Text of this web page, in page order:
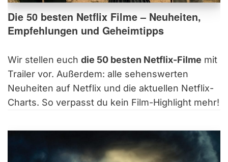
Die 50 besten Netflix Filme – Neuheiten,
Empfehlungen und Geheimtipps
Wir stellen euch die 50 besten Netflix-Filme mit
Trailer vor. Außerdem: alle sehenswerten
Neuheiten auf Netflix und die aktuellen Netflix-
Charts. So verpasst du kein Film-Highlight mehr!